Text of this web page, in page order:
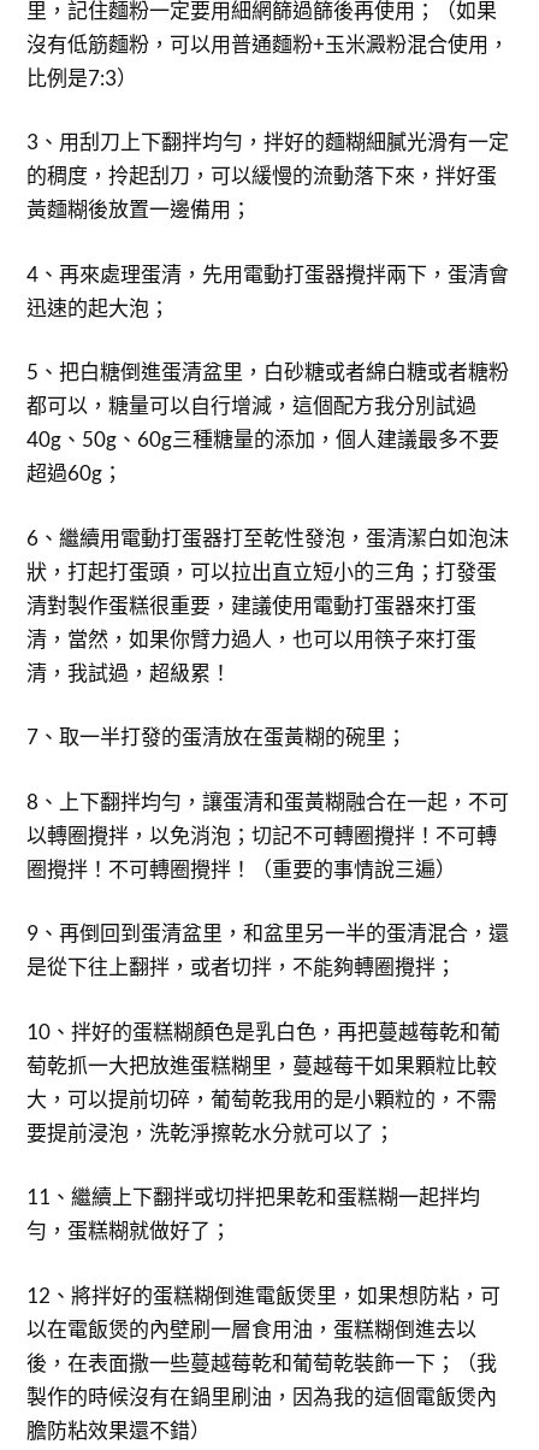
里，記住麵粉一定要用細網篩過篩後再使用；（如果
沒有低筋麵粉，可以用普通麵粉+玉米澱粉混合使用，
比例是7:3）
3、用刮刀上下翻拌均勻，拌好的麵糊細膩光滑有一定
的稠度，拎起刮刀，可以緩慢的流動落下來，拌好蛋
黃麵糊後放置一邊備用；
4、再來處理蛋清，先用電動打蛋器攪拌兩下，蛋清會
迅速的起大泡；
5、把白糖倒進蛋清盆里，白砂糖或者綿白糖或者糖粉
都可以，糖量可以自行增減，這個配方我分別試過
40g、50g、60g三種糖量的添加，個人建議最多不要
超過60g；
6、繼續用電動打蛋器打至乾性發泡，蛋清潔白如泡沫
狀，打起打蛋頭，可以拉出直立短小的三角；打發蛋
清對製作蛋糕很重要，建議使用電動打蛋器來打蛋
清，當然，如果你臂力過人，也可以用筷子來打蛋
清，我試過，超級累！
7、取一半打發的蛋清放在蛋黃糊的碗里；
8、上下翻拌均勻，讓蛋清和蛋黃糊融合在一起，不可
以轉圈攪拌，以免消泡；切記不可轉圈攪拌！不可轉
圈攪拌！不可轉圈攪拌！（重要的事情說三遍）
9、再倒回到蛋清盆里，和盆里另一半的蛋清混合，還
是從下往上翻拌，或者切拌，不能夠轉圈攪拌；
10、拌好的蛋糕糊顏色是乳白色，再把蔓越莓乾和葡
萄乾抓一大把放進蛋糕糊里，蔓越莓干如果顆粒比較
大，可以提前切碎，葡萄乾我用的是小顆粒的，不需
要提前浸泡，洗乾淨擦乾水分就可以了；
11、繼續上下翻拌或切拌把果乾和蛋糕糊一起拌均
勻，蛋糕糊就做好了；
12、將拌好的蛋糕糊倒進電飯煲里，如果想防粘，可
以在電飯煲的內壁刷一層食用油，蛋糕糊倒進去以
後，在表面撒一些蔓越莓乾和葡萄乾裝飾一下；（我
製作的時候沒有在鍋里刷油，因為我的這個電飯煲內
膽防粘效果還不錯）